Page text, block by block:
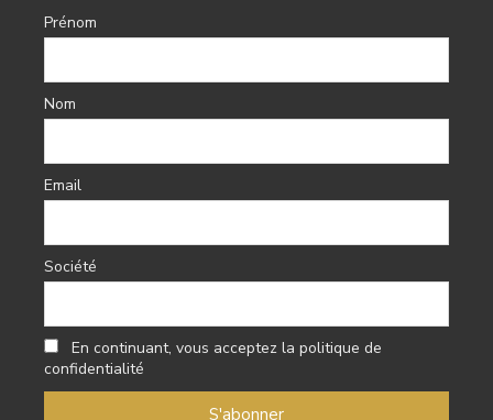
Prénom
Nom
Email
Société
En continuant, vous acceptez la politique de
confidentialité